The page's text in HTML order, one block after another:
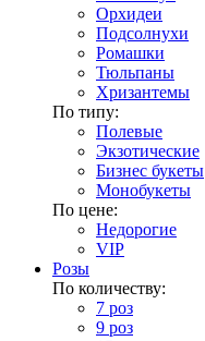
Орхидеи
Подсолнухи
Ромашки
Тюльпаны
Хризантемы
По типу:
Полевые
Экзотические
Бизнес букеты
Монобукеты
По цене:
Недорогие
VIP
Розы
По количеству:
7 роз
9 роз